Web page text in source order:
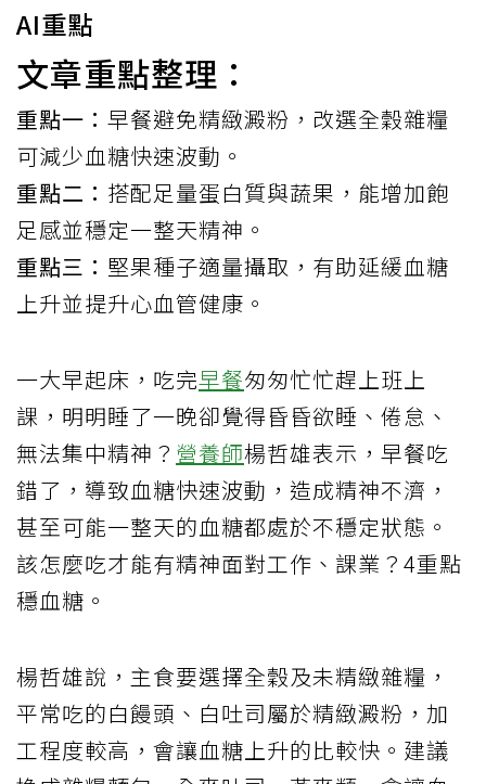
AI重點
文章重點整理：
重點一： 早餐避免精緻澱粉，改選全穀雜糧
可減少血糖快速波動。
重點二： 搭配足量蛋白質與蔬果，能增加飽
足感並穩定一整天精神。
重點三： 堅果種子適量攝取，有助延緩血糖
上升並提升心血管健康。
一大早起床，吃完早餐匆匆忙忙趕上班上
課，明明睡了一晚卻覺得昏昏欲睡、倦怠、
無法集中精神？ 營養師楊哲雄表示，早餐吃
錯了，導致血糖快速波動，造成精神不濟，
甚至可能一整天的血糖都處於不穩定狀態。
該怎麼吃才能有精神面對工作、課業？4重點
穩血糖。
楊哲雄說，主食要選擇全穀及未精緻雜糧，
平常吃的白饅頭、白吐司屬於精緻澱粉，加
工程度較高，會讓血糖上升的比較快。建議